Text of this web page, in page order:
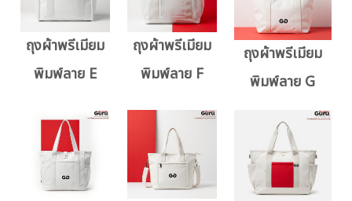
ถุงผ้าพรีเมียม
พิมพ์ลาย E
ถุงผ้าพรีเมียม
พิมพ์ลาย F
ถุงผ้าพรีเมียม
พิมพ์ลาย G